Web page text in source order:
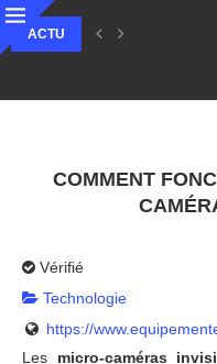
ACTU
QU’EST-CE QUE LE STAKING
COMMENT
Vérifié
Technologie
https://
Les micro-caméras